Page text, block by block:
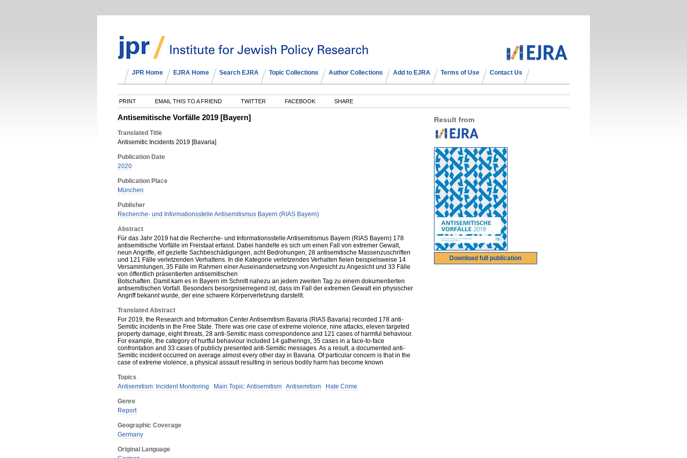
JPR Home EJRA Home Search EJRA Topic Collections Author Collections Add to EJRA Terms of Use Contact Us
PRINT EMAIL THIS TO A FRIEND TWITTER FACEBOOK SHARE
Antisemitische Vorfälle 2019 [Bayern]
Translated Title
Antisemitic Incidents 2019 [Bavaria]
Publication Date
2020
Publication Place
München
Publisher
Recherche- und Informationsstelle Antisemitismus Bayern (RIAS Bayern)
Abstract
Für das Jahr 2019 hat die Recherche- und Informationsstelle Antisemitismus Bayern (RIAS Bayern) 178
antisemitische Vorfälle im Freistaat erfasst. Dabei handelte es sich um einen Fall von extremer Gewalt,
neun Angriffe, elf gezielte Sachbeschädigungen, acht Bedrohungen, 28 antisemitische Massenzuschriften
und 121 Fälle verletzenden Verhaltens. In die Kategorie verletzendes Verhalten fielen beispielsweise 14
Versammlungen, 35 Fälle im Rahmen einer Auseinandersetzung von Angesicht zu Angesicht und 33 Fälle
von öffentlich präsentierten antisemitischen
Botschaften. Damit kam es in Bayern im Schnitt nahezu an jedem zweiten Tag zu einem dokumentierten
antisemitischen Vorfall. Besonders besorgniserregend ist, dass im Fall der extremen Gewalt ein physischer
Angriff bekannt wurde, der eine schwere Körperverletzung darstellt.
Translated Abstract
For 2019, the Research and Information Center Antisemitism Bavaria (RIAS Bavaria) recorded 178 anti-
Semitic incidents in the Free State. There was one case of extreme violence, nine attacks, eleven targeted
property damage, eight threats, 28 anti-Semitic mass correspondence and 121 cases of harmful behaviour.
For example, the category of hurtful behaviour included 14 gatherings, 35 cases in a face-to-face
confrontation and 33 cases of publicly presented anti-Semitic messages. As a result, a documented anti-
Semitic incident occurred on average almost every other day in Bavaria. Of particular concern is that in the
case of extreme violence, a physical assault resulting in serious bodily harm has become known
Topics
Antisemitism: Incident Monitoring
Main Topic: Antisemitism Antisemitism Hate Crime
Genre
Report
Geographic Coverage
Germany
Original Language
Result from
Download full publication